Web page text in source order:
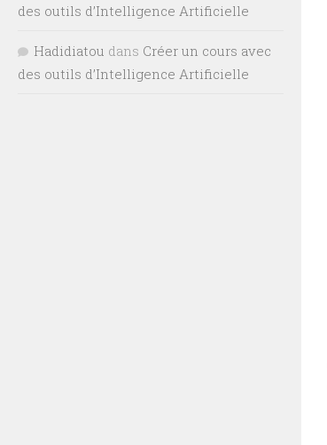
des outils d’Intelligence Artificielle
Hadidiatou dans Créer un cours avec
des outils d’Intelligence Artificielle